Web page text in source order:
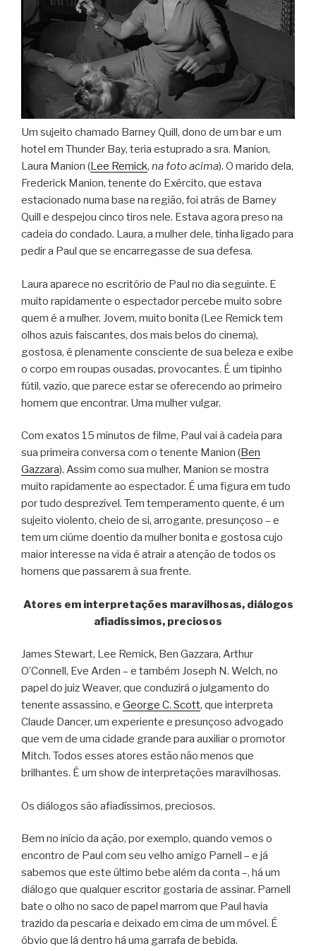
Um sujeito chamado Barney Quill, dono de um bar e um
hotel em Thunder Bay, teria estuprado a sra. Manion,
Laura Manion (Lee Remick, na foto acima). O marido dela,
Frederick Manion, tenente do Exército, que estava
estacionado numa base na região, foi atrás de Barney
Quill e despejou cinco tiros nele. Estava agora preso na
cadeia do condado. Laura, a mulher dele, tinha ligado para
pedir a Paul que se encarregasse de sua defesa.
Laura aparece no escritório de Paul no dia seguinte. E
muito rapidamente o espectador percebe muito sobre
quem é a mulher. Jovem, muito bonita (Lee Remick tem
olhos azuis faiscantes, dos mais belos do cinema),
gostosa, é plenamente consciente de sua beleza e exibe
o corpo em roupas ousadas, provocantes. É um tipinho
fútil, vazio, que parece estar se oferecendo ao primeiro
homem que encontrar. Uma mulher vulgar.
Com exatos 15 minutos de filme, Paul vai à cadeia para
sua primeira conversa com o tenente Manion (Ben
Gazzara). Assim como sua mulher, Manion se mostra
muito rapidamente ao espectador. É uma figura em tudo
por tudo desprezível. Tem temperamento quente, é um
sujeito violento, cheio de si, arrogante, presunçoso – e
tem um ciúme doentio da mulher bonita e gostosa cujo
maior interesse na vida é atrair a atenção de todos os
homens que passarem à sua frente.
Atores em interpretações maravilhosas, diálogos
afiadíssimos, preciosos
James Stewart, Lee Remick, Ben Gazzara, Arthur
O’Connell, Eve Arden – e também Joseph N. Welch, no
papel do juiz Weaver, que conduzirá o julgamento do
tenente assassino, e George C. Scott, que interpreta
Claude Dancer, um experiente e presunçoso advogado
que vem de uma cidade grande para auxiliar o promotor
Mitch. Todos esses atores estão não menos que
brilhantes. É um show de interpretações maravilhosas.
Os diálogos são afiadíssimos, preciosos.
Bem no início da ação, por exemplo, quando vemos o
encontro de Paul com seu velho amigo Parnell – e já
sabemos que este último bebe além da conta –, há um
diálogo que qualquer escritor gostaria de assinar. Parnell
bate o olho no saco de papel marrom que Paul havia
trazido da pescaria e deixado em cima de um móvel. É
óbvio que lá dentro há uma garrafa de bebida.